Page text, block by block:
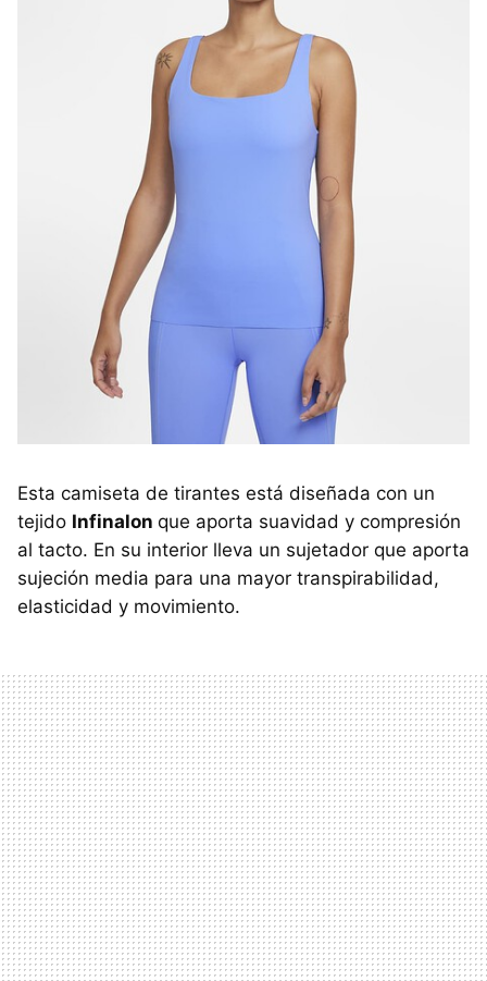
Esta camiseta de tirantes está diseñada con un
tejido Infinalon que aporta suavidad y compresión
al tacto. En su interior lleva un sujetador que aporta
sujeción media para una mayor transpirabilidad,
elasticidad y movimiento.